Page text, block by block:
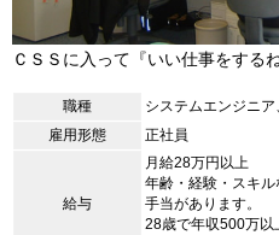
ＣＳＳに入って『いい仕事をする
職種
システムエンジニ
雇用形態
正社員
給与
月給28万円以上
年齢・経験・スキ
手当があります。
28歳で年収500万以